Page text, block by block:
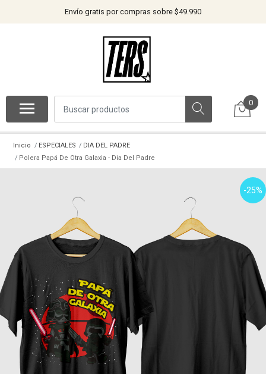
Envío gratis por compras sobre $49.990
0
Inicio ESPECIALES
DIA DEL PADRE
Polera Papá De Otra Galaxia - Dia Del Padre
-25%